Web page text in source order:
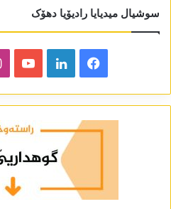
سوشیال میدیایا رادیۆیا دھۆک
Facebook
LinkedIn